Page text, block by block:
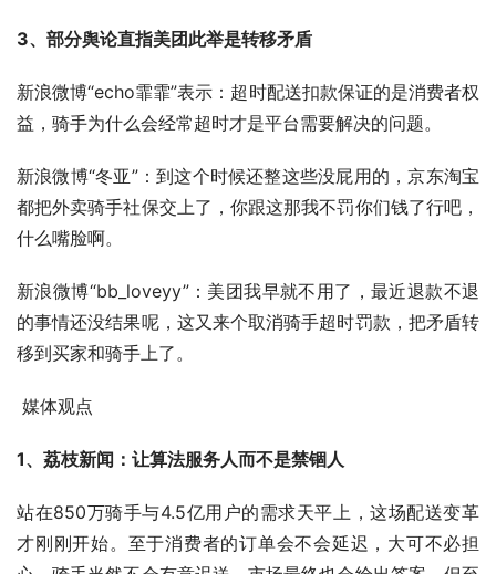
3、部分舆论直指美团此举是转移矛盾
新浪微博“echo霏霏”表示：超时配送扣款保证的是消费者权
益，骑手为什么会经常超时才是平台需要解决的问题。
新浪微博“冬亚”：到这个时候还整这些没屁用的，京东淘宝
都把外卖骑手社保交上了，你跟这那我不罚你们钱了行吧，
什么嘴脸啊。
新浪微博“bb_loveyy”：美团我早就不用了，最近退款不退
的事情还没结果呢，这又来个取消骑手超时罚款，把矛盾转
移到买家和骑手上了。
媒体观点
1、荔枝新闻：让算法服务人而不是禁锢人
站在850万骑手与4.5亿用户的需求天平上，这场配送变革
才刚刚开始。至于消费者的订单会不会延迟，大可不必担